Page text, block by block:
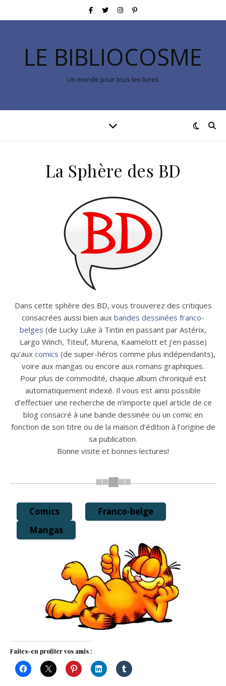
LE BIBLIOCOSME
Un monde pour tous les livres
La Sphère des BD
Dans cette sphère des BD, vous trouverez des critiques
consacrées aussi bien aux bandes dessinées franco-
belges (de Lucky Luke à Tintin en passant par Astérix,
Largo Winch, Titeuf, Murena, Kaamelott et j’en passe)
qu’aux comics (de super-héros comme plus indépendants),
voire aux mangas ou encore aux romans graphiques.
Pour plus de commodité, chaque album chroniqué est
automatiquement indexé. Il vous est ainsi possible
d’effectuer une recherche de n’importe quel article de ce
blog consacré à une bande dessinée ou un comic en
fonction de son titre ou de la maison d’édition à l’origine de
sa publication.
Bonne visite et bonnes lectures!
Comics
Franco-belge
Mangas
Faites-en profiter vos amis :